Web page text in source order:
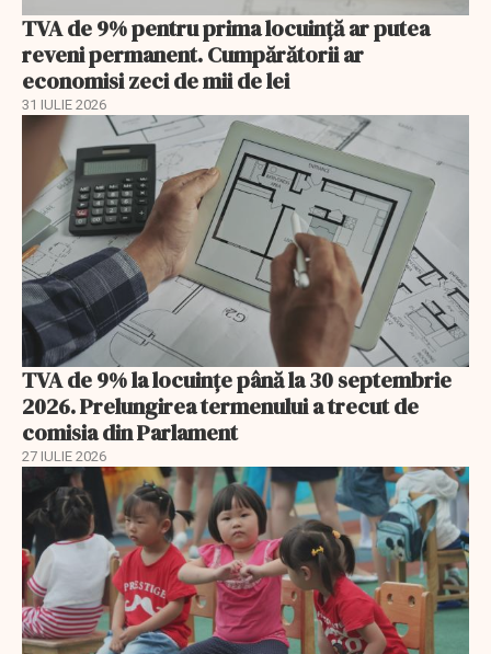
TVA de 9% pentru prima locuință ar putea
reveni permanent. Cumpărătorii ar
economisi zeci de mii de lei
31 IULIE 2026
TVA de 9% la locuințe până la 30 septembrie
2026. Prelungirea termenului a trecut de
comisia din Parlament
27 IULIE 2026